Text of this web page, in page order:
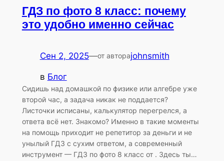
ГДЗ по фото 8 класс: почему
это удобно именно сейчас
Сен 2, 2025—от автораjohnsmith
в Блог
Сидишь над домашкой по физике или алгебре уже
второй час, а задача никак не поддается?
Листочки исписаны, калькулятор перегрелся, а
ответа всё нет. Знакомо? Именно в такие моменты
на помощь приходит не репетитор за деньги и не
унылый ГДЗ с сухим ответом, а современный
инструмент — ГДЗ по фото 8 класс от . Здесь ты…